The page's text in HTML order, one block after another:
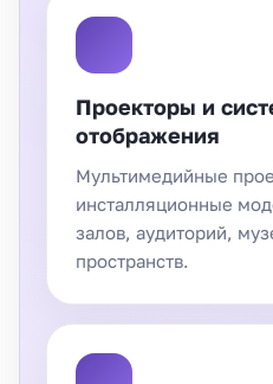
Проекторы и
отображения
Мультимедийные
инсталляционные
залов, аудиторий,
пространств.